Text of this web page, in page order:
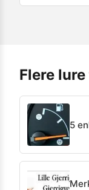
Flere
5